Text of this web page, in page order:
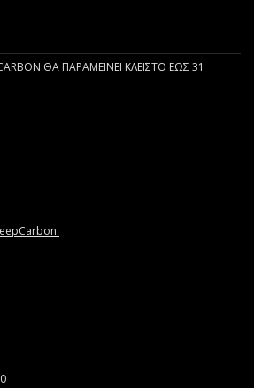
ΘΑ ΠΑΡΑΜΕΙΝΕΙ ΚΛΕΙΣΤΟ ΕΩΣ 31